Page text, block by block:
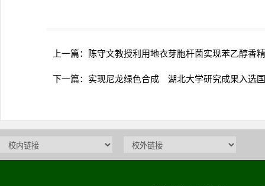
上一篇： 陈守文教授利用地衣芽胞杆菌实现苯乙醇香
下一篇： 实现尼龙绿色合成 湖北大学研究成果入选